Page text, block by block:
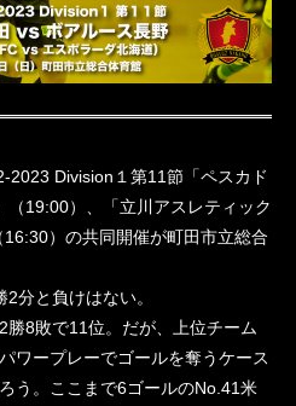
2023 Division１第11節「ペスカド
（19:00）、「立川アスレティック
）の共同開催が町田市立総合
分と負けはない。
8敗で11位。だが、上位チーム
ワープレーでゴールを奪うケース
う。ここまで6ゴールのNo.41米